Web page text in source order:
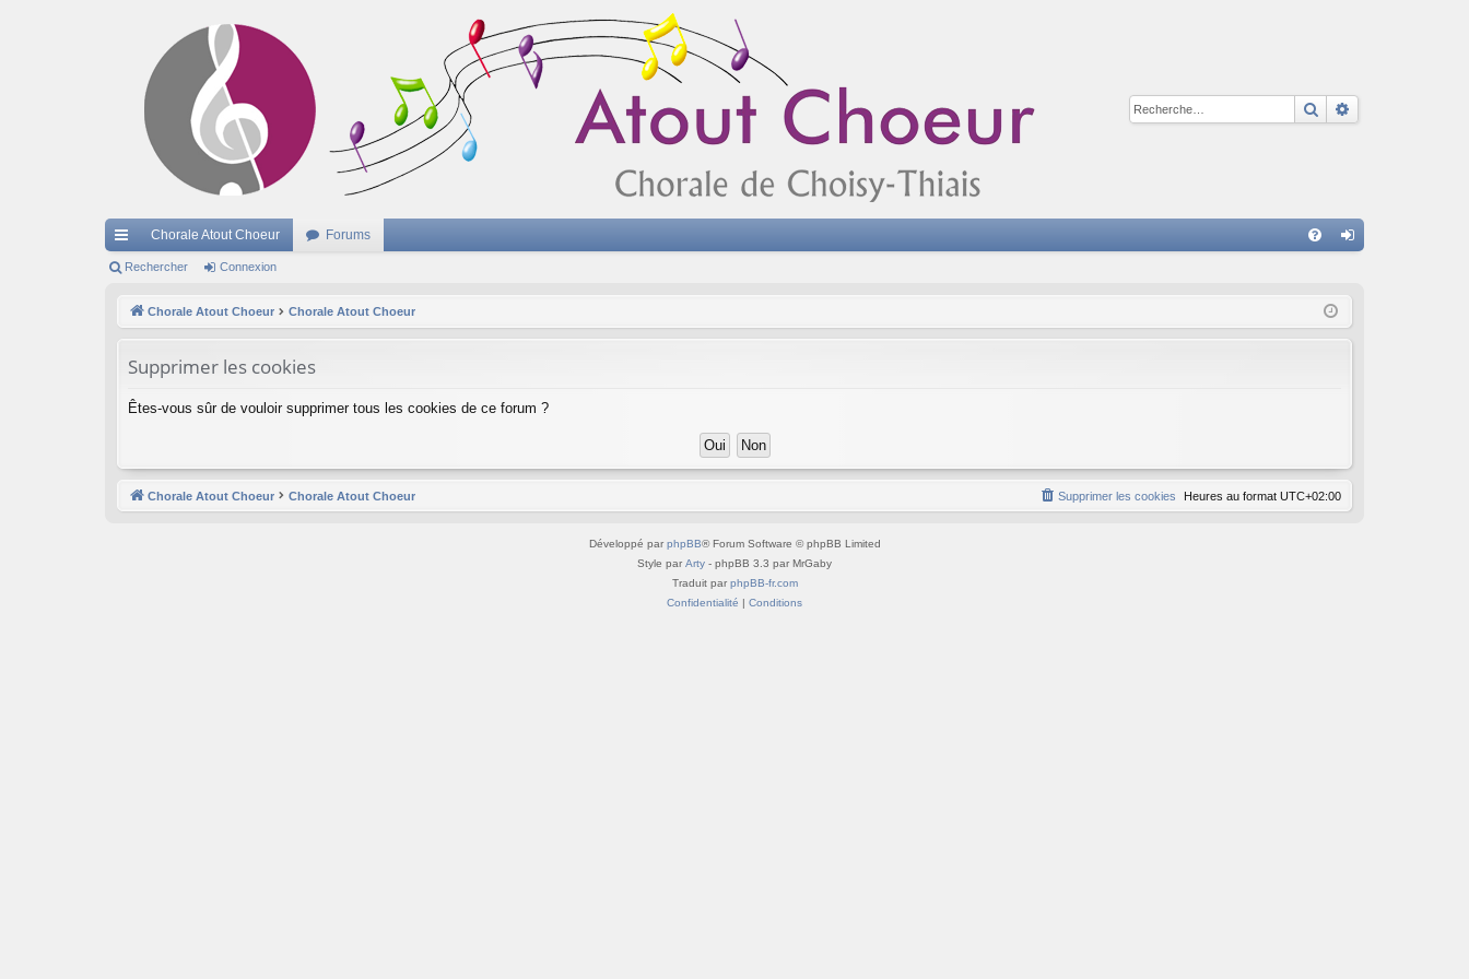
Rechercher
cc
Chorale Atout Choeur Forums
ne
Rechercher Connexion
Chorale Atout Choeur Chorale Atout Choeur
Supprimer les cookies
Êtes-vous sûr de vouloir supprimer tous les cookies de ce forum ?
Chorale Atout Choeur Chorale Atout Choeur Heures au format UTC+02:00
Supprimer les cookies
Développé par phpBB® Forum Software © phpBB Limited
Style par Arty - phpBB 3.3 par MrGaby
Traduit par phpBB-fr.com
Confidentialité | Conditions